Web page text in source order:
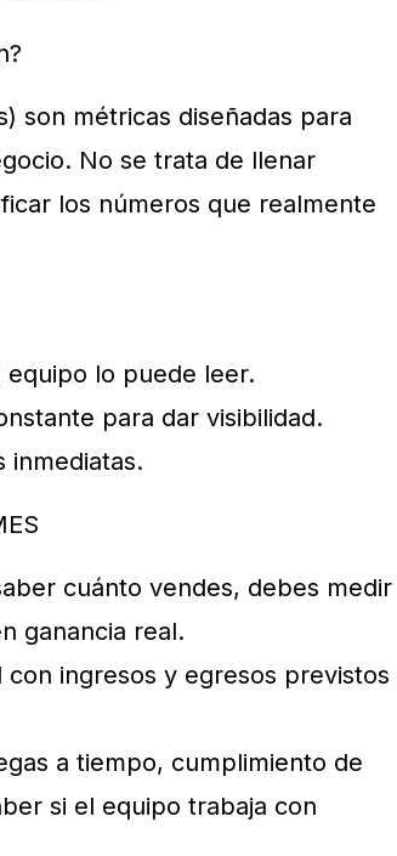
son métricas diseñadas para
No se trata de llenar
los números que realmente
equipo lo puede leer.
para dar visibilidad.
inmediatas.
cuánto vendes, debes medir
ganancia real.
ingresos y egresos previstos
a tiempo, cumplimiento de
si el equipo trabaja con